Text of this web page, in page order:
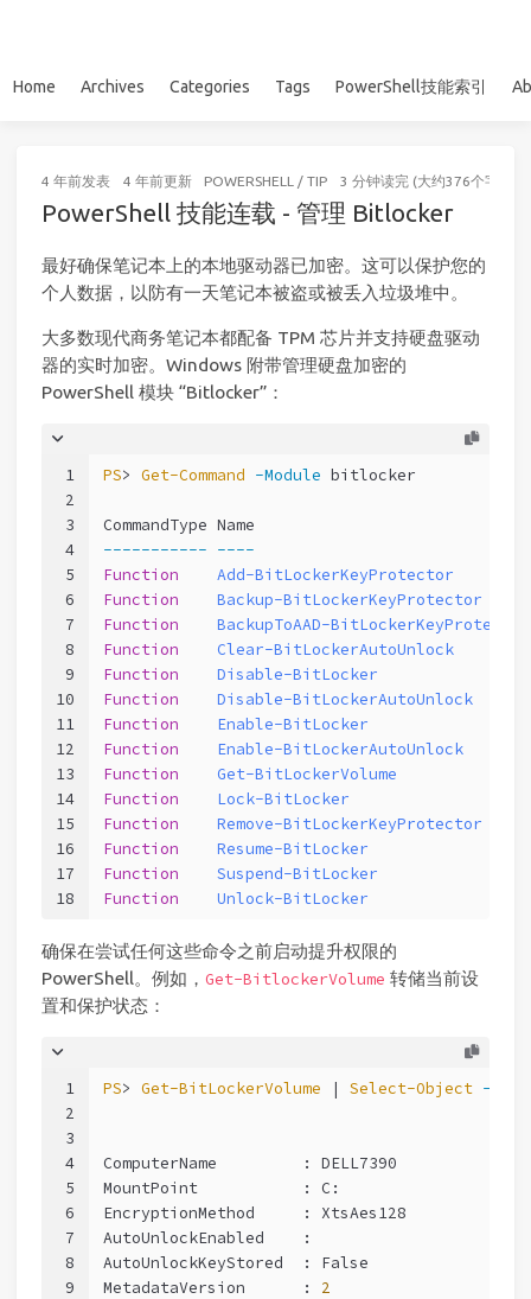
Home Archives Categories Tags PowerShell技能索引
4 年前发表 4 年前更新 POWERSHELL / TIP 3 分钟读完 (大约376个字)
PowerShell 技能连载 - 管理 Bitlocker
最好确保笔记本上的本地驱动器已加密。这可以保护您的
个人数据，以防有一天笔记本被盗或被丢入垃圾堆中。
大多数现代商务笔记本都配备 TPM 芯片并支持硬盘驱动
器的实时加密。Windows 附带管理硬盘加密的
PowerShell 模块 “Bitlocker”：
1
2
3
4
5
6
7
8
9
10
11
12
13
14
15
16
17
18
PS> Get-Command -Module bitlocker
CommandType Name
----------- ----
Function
Add-BitLockerKeyProtector
Function
Backup-BitLockerKeyProtector
Function
BackupToAAD-BitLockerKeyProtector
Function
Clear-BitLockerAutoUnlock
Function
Disable-BitLocker
Function
Disable-BitLockerAutoUnlock
Function
Enable-BitLocker
Function
Enable-BitLockerAutoUnlock
Function
Get-BitLockerVolume
Function
Lock-BitLocker
Function
Remove-BitLockerKeyProtector
Function
Resume-BitLocker
Function
Suspend-BitLocker
Function
Unlock-BitLocker
确保在尝试任何这些命令之前启动提升权限的
PowerShell。例如， Get-BitlockerVolume 转储当前设
置和保护状态：
1
2
3
4
5
6
7
8
9
PS> Get-BitLockerVolume | Select-Object -
ComputerName         : DELL7390
MountPoint           : C:
EncryptionMethod     : XtsAes128
AutoUnlockEnabled    :
AutoUnlockKeyStored  : False
MetadataVersion      : 2